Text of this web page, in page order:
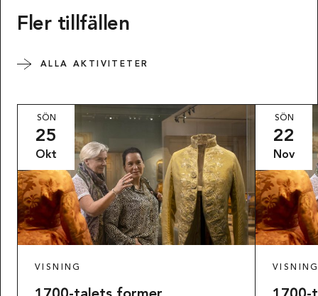
Fler tillfällen
ALLA AKTIVITETER
SÖN
25
Okt
VISNING
SÖN
22
Nov